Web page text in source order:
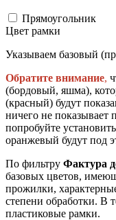
Прямоугольник
Цвет рамки
Указываем базовый
Обратите внимание,
(бордовый, яшма),
(красный) будут
ничего не показывает
попробуйте
оранжевый будут под
По фильтру Фактура
базовых цветов,
прожилки,
степени обработки. В
пластиковые рамки.